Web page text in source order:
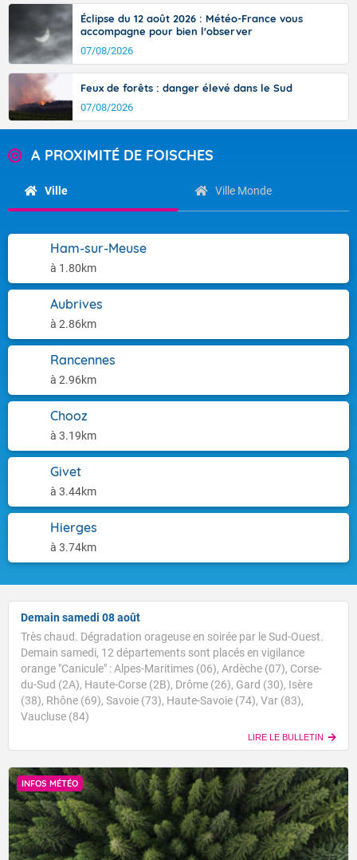
Éclipse du 12 août 2026 : Météo-France vous
accompagne pour bien l'observer
07/08/2026
Feux de forêts : danger élevé dans le Sud
07/08/2026
A PROXIMITÉ DE FOISCHES
Ville Ville Monde
Ham-sur-Meuse
à 1.80km
Aubrives
à 2.86km
Rancennes
à 2.96km
Chooz
à 3.19km
Givet
à 3.44km
Hierges
à 3.74km
Demain samedi 08 août
Très chaud. Dégradation orageuse en soirée par le Sud-Ouest.
Demain samedi, 12 départements sont placés en vigilance
orange "Canicule" : Alpes-Maritimes (06), Ardèche (07), Corse-
du-Sud (2A), Haute-Corse (2B), Drôme (26), Gard (30), Isère
(38), Rhône (69), Savoie (73), Haute-Savoie (74), Var (83),
Vaucluse (84)
LIRE LE BULLETIN
INFOS MÉTÉO